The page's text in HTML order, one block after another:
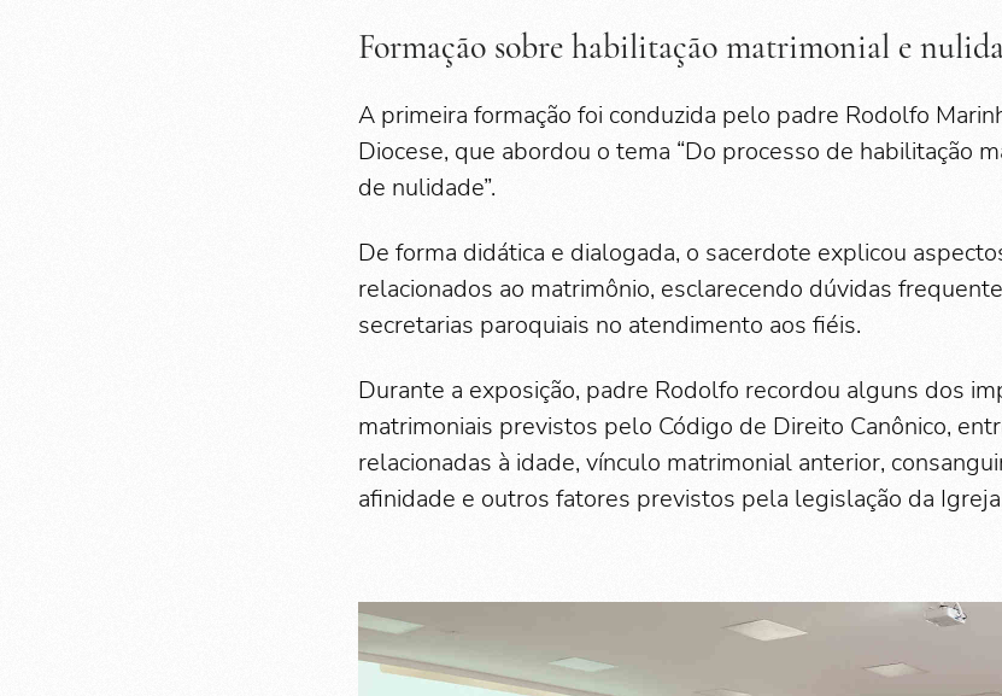
Formação sobre habilitação matrimonial e
A primeira formação foi conduzida pelo padre Rodolfo
Diocese, que abordou o tema “Do processo de habilitação
de nulidade”.
De forma didática e dialogada, o sacerdote explicou
relacionados ao matrimônio, esclarecendo dúvidas
secretarias paroquiais no atendimento aos fiéis.
Durante a exposição, padre Rodolfo recordou alguns dos
matrimoniais previstos pelo Código de Direito Canônico,
relacionadas à idade, vínculo matrimonial anterior,
afinidade e outros fatores previstos pela legislação da